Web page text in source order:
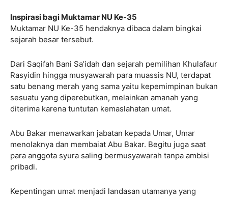
Inspirasi bagi Muktamar NU Ke-35
Muktamar NU Ke-35 hendaknya dibaca dalam bingkai
sejarah besar tersebut.
Dari Saqifah Bani Sa’idah dan sejarah pemilihan Khulafaur
Rasyidin hingga musyawarah para muassis NU, terdapat
satu benang merah yang sama yaitu kepemimpinan bukan
sesuatu yang diperebutkan, melainkan amanah yang
diterima karena tuntutan kemaslahatan umat.
Abu Bakar menawarkan jabatan kepada Umar, Umar
menolaknya dan membaiat Abu Bakar. Begitu juga saat
para anggota syura saling bermusyawarah tanpa ambisi
pribadi.
Kepentingan umat menjadi landasan utamanya yang